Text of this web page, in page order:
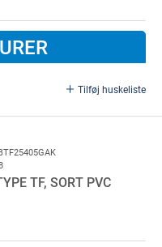
Tilføj huskeliste
TF, SORT PVC